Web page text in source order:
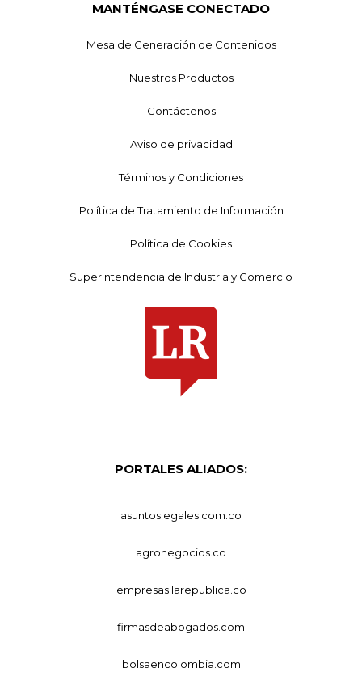
MANTÉNGASE CONECTADO
Mesa de Generación de Contenidos
Nuestros Productos
Contáctenos
Aviso de privacidad
Términos y Condiciones
Política de Tratamiento de Información
Política de Cookies
Superintendencia de Industria y Comercio
PORTALES ALIADOS:
asuntoslegales.com.co
agronegocios.co
empresas.larepublica.co
firmasdeabogados.com
bolsaencolombia.com